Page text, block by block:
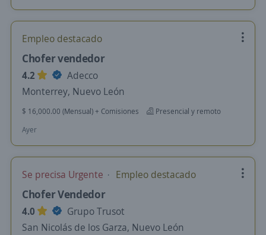
Empleo destacado
Chofer vendedor
4.2
Adecco
Monterrey, Nuevo León
$ 16,000.00 (Mensual) + Comisiones
Presencial y remoto
Ayer
Se precisa Urgente Empleo destacado
Chofer Vendedor
4.0
Grupo Trusot
San Nicolás de los Garza, Nuevo León